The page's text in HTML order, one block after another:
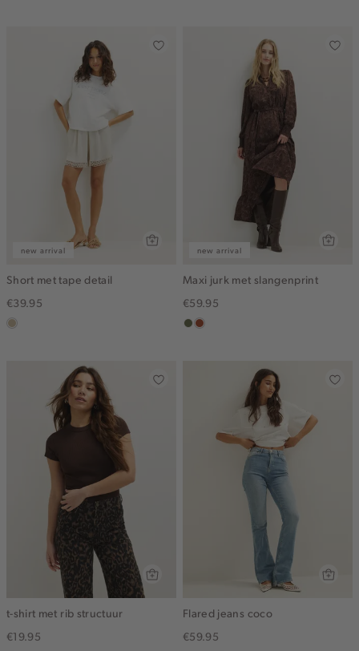
new arrival
Short met tape detail
€39.95
lichtzand
new arrival
Maxi jurk met slangenprint
€59.95
groen,
bruin
t-shirt met rib structuur
€19.95
Flared jeans coco
€59.95